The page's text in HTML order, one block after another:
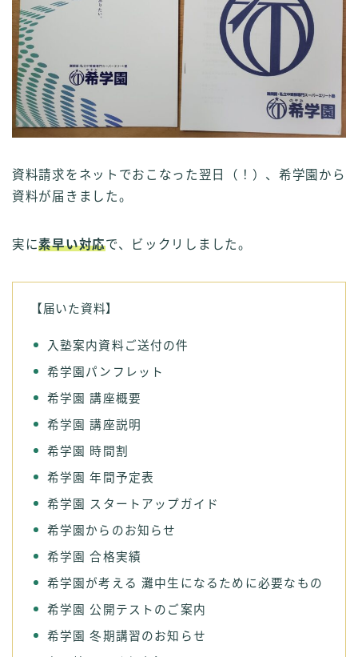
資料請求をネットでおこなった翌日（！）、希学園から
資料が届きました。
実に素早い対応で、ビックリしました。
【届いた資料】
入塾案内資料ご送付の件
希学園パンフレット
希学園 講座概要
希学園 講座説明
希学園 時間割
希学園 年間予定表
希学園 スタートアップガイド
希学園からのお知らせ
希学園 合格実績
希学園が考える 灘中生になるために必要なもの
希学園 公開テストのご案内
希学園 冬期講習のお知らせ